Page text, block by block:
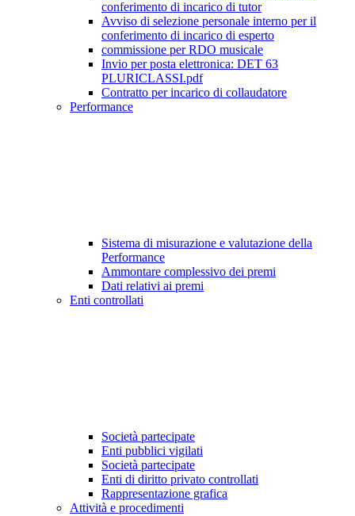
conferimento di incarico di tutor
Avviso di selezione personale interno per il
conferimento di incarico di esperto
commissione per RDO musicale
Invio per posta elettronica: DET 63
PLURICLASSI.pdf
Contratto per incarico di collaudatore
Performance
Sistema di misurazione e valutazione della
Performance
Ammontare complessivo dei premi
Dati relativi ai premi
Enti controllati
Società partecipate
Enti pubblici vigilati
Società partecipate
Enti di diritto privato controllati
Rappresentazione grafica
Attività e procedimenti